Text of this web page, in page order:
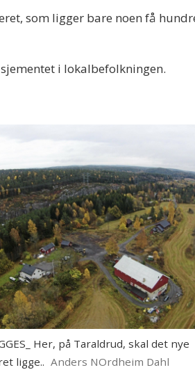
som ligger bare noen få
i lokalbefolkningen.
Her, på Taraldrud, skal det nye
ligge.. Anders NOrdheim Dahl